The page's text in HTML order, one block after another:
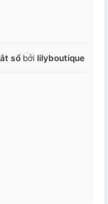
sổ bởi lilyboutique